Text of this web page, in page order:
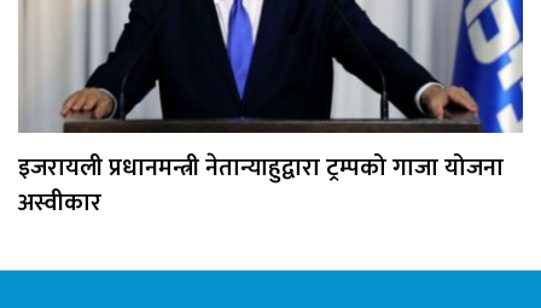
इजरायली प्रधानमन्त्री नेतान्याहुद्वारा ट्रम्पको गाजा योजना
अस्वीकार